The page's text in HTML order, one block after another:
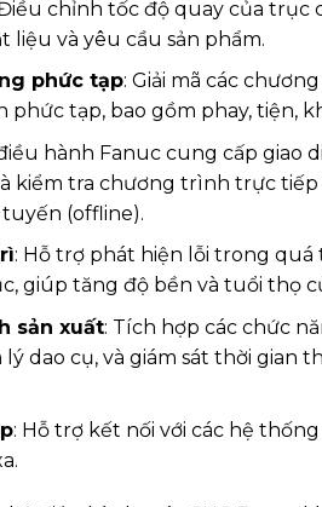
chỉnh tốc độ quay của trục
liệu và yêu cầu sản phẩm.
phức tạp: Giải mã các
tạp, bao gồm phay, tiện,
hành Fanuc cung cấp giao
kiểm tra chương trình trực
(offline).
: Hỗ trợ phát hiện lỗi trong quá
giúp tăng độ bền và tuổi thọ
sản xuất: Tích hợp các chức
dao cụ, và giám sát thời gian
: Hỗ trợ kết nối với các hệ